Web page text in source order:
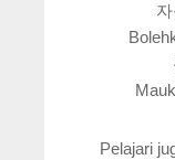
Pelajari